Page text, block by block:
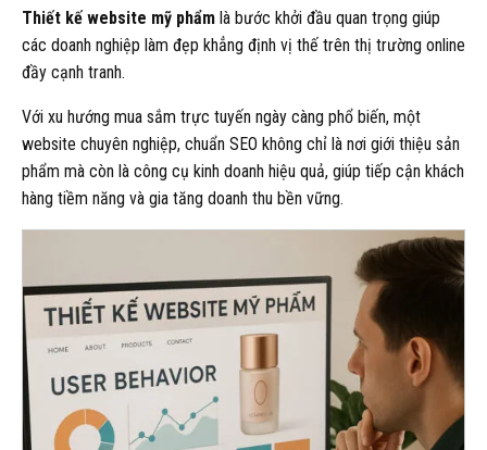
Thiết kế website mỹ phẩm là bước khởi đầu quan trọng giúp
các doanh nghiệp làm đẹp khẳng định vị thế trên thị trường online
đầy cạnh tranh.
Với xu hướng mua sắm trực tuyến ngày càng phổ biến, một
website chuyên nghiệp, chuẩn SEO không chỉ là nơi giới thiệu sản
phẩm mà còn là công cụ kinh doanh hiệu quả, giúp tiếp cận khách
hàng tiềm năng và gia tăng doanh thu bền vững.